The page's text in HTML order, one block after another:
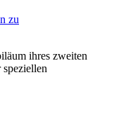
ihres zweiten